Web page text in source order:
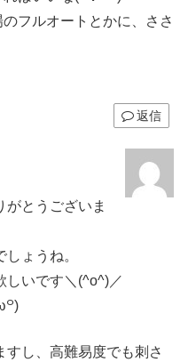
フルオートとかに、ささ
返信
がとうございま
ょうね。
しいです＼(^o^)／
し、高難易度でも刺さ